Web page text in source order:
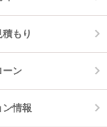
もり
ーン
ン情報